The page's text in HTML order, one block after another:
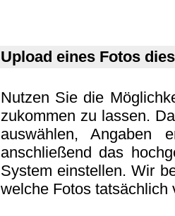
Upload eines Fotos
Nutzen Sie die
zukommen zu lassen.
auswählen, Angaben
anschließend das
System einstellen. Wir
welche Fotos tatsächlich